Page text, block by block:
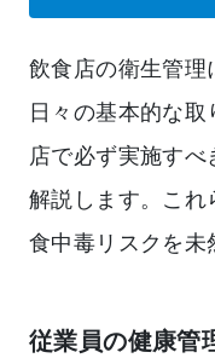
飲食店の衛生管理
日々の基本的な
店で必ず実施す
解説します。これ
食中毒リスクを未
従業員の健康管